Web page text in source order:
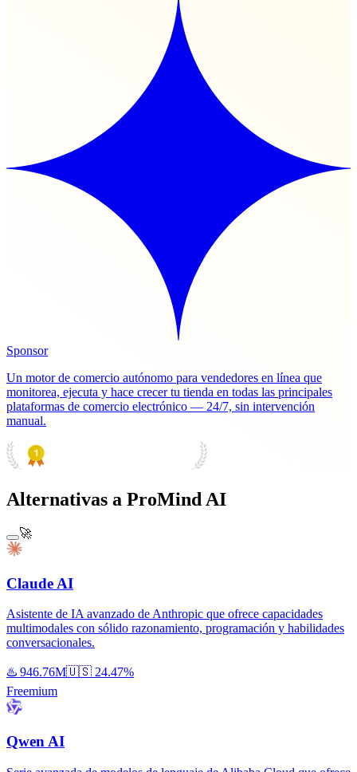
Sponsor
Un motor de comercio autónomo para vendedores en línea que
monitorea, ejecuta y hace crecer tu tienda en todas las principales
plataformas de comercio electrónico — 24/7, sin intervención
manual.
Alternativas a ProMind AI
🚀
Claude AI
Asistente de IA avanzado de Anthropic que ofrece capacidades
multimodales con sólido razonamiento, programación y habilidades
conversacionales.
♨️ 946.76M🇺🇸 24.47%
Freemium
Qwen AI